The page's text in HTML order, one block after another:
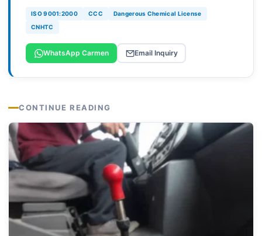
ISO 9001:2000 CCC
Dangerous Chemical License
CNHTC
WhatsApp Carmen Email Inquiry
CONTINUE READING